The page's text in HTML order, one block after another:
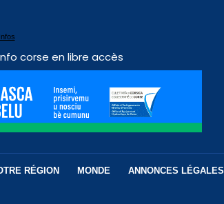
corse en libre accès
RÉGION MONDE ANNONCES LÉGALES